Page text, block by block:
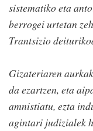
sistematiko eta
berrogei urtetan
Trantsizio
Gizateriaren
da ezartzen, eta
amnistiatu, ezta
agintari judizialek